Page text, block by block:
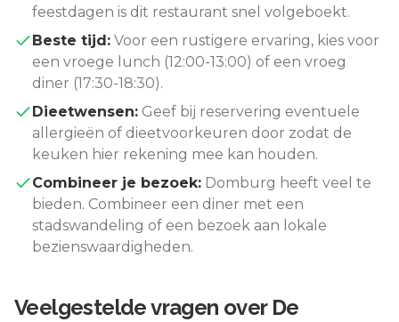
feestdagen is dit restaurant snel volgeboekt.
Beste tijd: Voor een rustigere ervaring, kies voor
een vroege lunch (12:00-13:00) of een vroeg
diner (17:30-18:30).
Dieetwensen: Geef bij reservering eventuele
allergieën of dieetvoorkeuren door zodat de
keuken hier rekening mee kan houden.
Combineer je bezoek: Domburg heeft veel te
bieden. Combineer een diner met een
stadswandeling of een bezoek aan lokale
bezienswaardigheden.
Veelgestelde vragen over De